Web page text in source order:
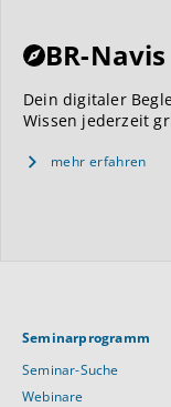
BR-Navis
Dein digitaler
Wissen jederzeit
mehr erfahren
Seminarprogramm
Seminar-Suche
Webinare